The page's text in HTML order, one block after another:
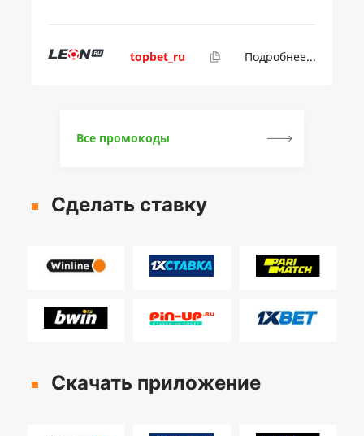
topbet_ru Подробнее...
Все промокоды
Сделать ставку
Скачать приложение